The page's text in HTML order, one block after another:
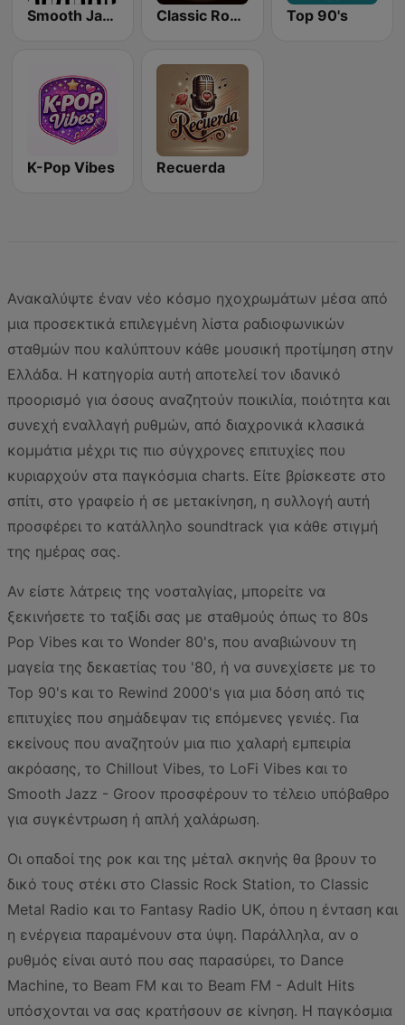
Smooth Jazz - Groov Classic Rock Station Top 90's
K-Pop Vibes Recuerda
Ανακαλύψτε έναν νέο κόσμο ηχοχρωμάτων μέσα από
μια προσεκτικά επιλεγμένη λίστα ραδιοφωνικών
σταθμών που καλύπτουν κάθε μουσική προτίμηση στην
Ελλάδα. Η κατηγορία αυτή αποτελεί τον ιδανικό
προορισμό για όσους αναζητούν ποικιλία, ποιότητα και
συνεχή εναλλαγή ρυθμών, από διαχρονικά κλασικά
κομμάτια μέχρι τις πιο σύγχρονες επιτυχίες που
κυριαρχούν στα παγκόσμια charts. Είτε βρίσκεστε στο
σπίτι, στο γραφείο ή σε μετακίνηση, η συλλογή αυτή
προσφέρει το κατάλληλο soundtrack για κάθε στιγμή
της ημέρας σας.
Αν είστε λάτρεις της νοσταλγίας, μπορείτε να
ξεκινήσετε το ταξίδι σας με σταθμούς όπως το 80s
Pop Vibes και το Wonder 80's, που αναβιώνουν τη
μαγεία της δεκαετίας του '80, ή να συνεχίσετε με το
Top 90's και το Rewind 2000's για μια δόση από τις
επιτυχίες που σημάδεψαν τις επόμενες γενιές. Για
εκείνους που αναζητούν μια πιο χαλαρή εμπειρία
ακρόασης, το Chillout Vibes, το LoFi Vibes και το
Smooth Jazz - Groov προσφέρουν το τέλειο υπόβαθρο
για συγκέντρωση ή απλή χαλάρωση.
Οι οπαδοί της ροκ και της μέταλ σκηνής θα βρουν το
δικό τους στέκι στο Classic Rock Station, το Classic
Metal Radio και το Fantasy Radio UK, όπου η ένταση και
η ενέργεια παραμένουν στα ύψη. Παράλληλα, αν ο
ρυθμός είναι αυτό που σας παρασύρει, το Dance
Machine, το Beam FM και το Beam FM - Adult Hits
υπόσχονται να σας κρατήσουν σε κίνηση. Η παγκόσμια